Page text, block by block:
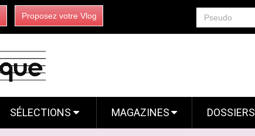
Proposez votre Vlog
SÉLECTIONS MAGAZINES DOSSIERS